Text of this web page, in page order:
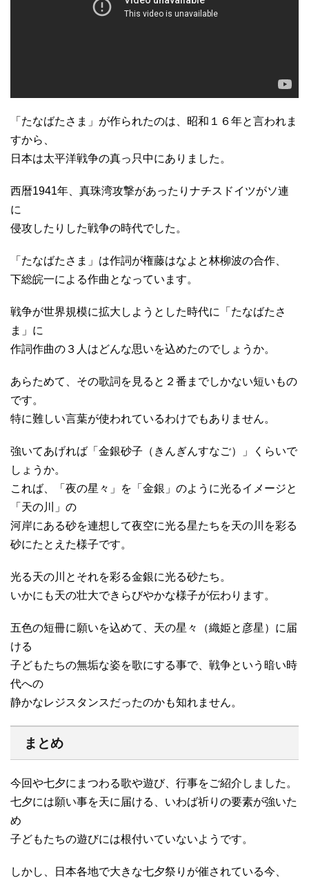
「たなばたさま」が作られたのは、昭和１６年と言われま
すから、
日本は太平洋戦争の真っ只中にありました。
西暦1941年、真珠湾攻撃があったりナチスドイツがソ連
に
侵攻したりした戦争の時代でした。
「たなばたさま」は作詞が権藤はなよと林柳波の合作、
下総皖一による作曲となっています。
戦争が世界規模に拡大しようとした時代に「たなばたさ
ま」に
作詞作曲の３人はどんな思いを込めたのでしょうか。
あらためて、その歌詞を見ると２番までしかない短いもの
です。
特に難しい言葉が使われているわけでもありません。
強いてあげれば「金銀砂子（きんぎんすなご）」くらいで
しょうか。
これば、「夜の星々」を「金銀」のように光るイメージと
「天の川」の
河岸にある砂を連想して夜空に光る星たちを天の川を彩る
砂にたとえた様子です。
光る天の川とそれを彩る金銀に光る砂たち。
いかにも天の壮大できらびやかな様子が伝わります。
五色の短冊に願いを込めて、天の星々（織姫と彦星）に届
ける
子どもたちの無垢な姿を歌にする事で、戦争という暗い時
代への
静かなレジスタンスだったのかも知れません。
まとめ
今回や七夕にまつわる歌や遊び、行事をご紹介しました。
七夕には願い事を天に届ける、いわば祈りの要素が強いた
め
子どもたちの遊びには根付いていないようです。
しかし、日本各地で大きな七夕祭りが催されている今、